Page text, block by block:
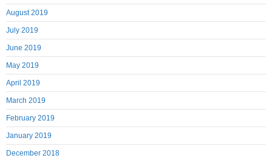
August 2019
July 2019
June 2019
May 2019
April 2019
March 2019
February 2019
January 2019
December 2018